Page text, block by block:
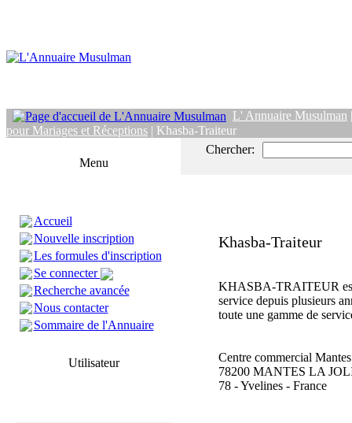
L' Annuaire Musulman
pour Mariages et Réceptions | Khasba-Traiteur
Menu
Accueil
Nouvelle inscription
Les formules d'inscription
Se connecter
Recherche avancée
Nous contacter
Sommaire de l'Annuaire
Utilisateur
Chercher:
Khasba-Traiteur
KHASBA-TRAITEUR
service depuis plusieurs
toute une gamme de
Centre commercial
78200 MANTES LA
78 - Yvelines - France